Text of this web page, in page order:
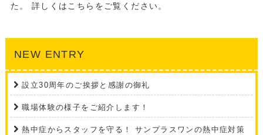
た。 詳しくはこちらをご覧ください。
NEW ENTRY
設立30周年のご挨拶と感謝の御礼
職場体験の様子をご紹介します！
熱中症からスタッフを守る！ サンプラスワンの熱中症対策